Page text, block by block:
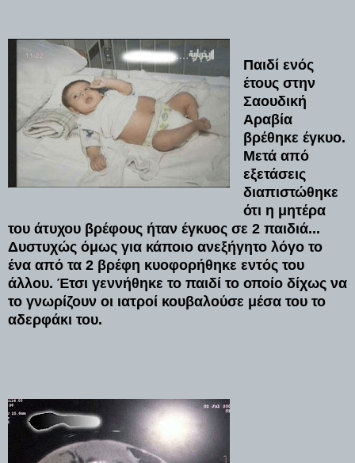
Παιδί ενός
έτους στην
Σαουδική
Αραβία
βρέθηκε έγκυο.
Μετά από
εξετάσεις
διαπιστώθηκε
ότι η μητέρα
του άτυχου βρέφους ήταν έγκυος σε 2 παιδιά...
Δυστυχώς όμως για κάποιο ανεξήγητο λόγο το
ένα από τα 2 βρέφη κυοφορήθηκε εντός του
άλλου. Έτσι γεννήθηκε το παιδί το οποίο δίχως να
το γνωρίζουν οι ιατροί κουβαλούσε μέσα του το
αδερφάκι του.